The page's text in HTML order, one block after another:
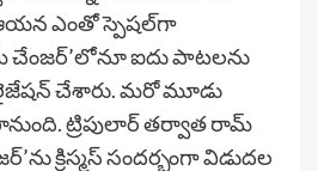
ఆయ‌న ఎంతో స్పెష‌ల్‌గా
చేంజర్’లోనూ ఐదు పాట‌ల‌ను
చేశారు. మ‌రో మూడు
ట్రిపులార్ త‌ర్వాత రామ్
క్రిస్మ‌స్ సంద‌ర్భంగా విడుద‌ల